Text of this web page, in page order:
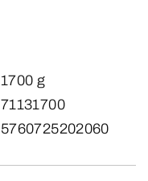
1700 g
71131700
5760725202060